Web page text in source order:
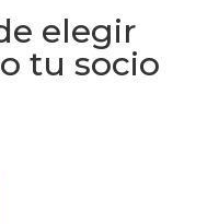
elegir
tu socio